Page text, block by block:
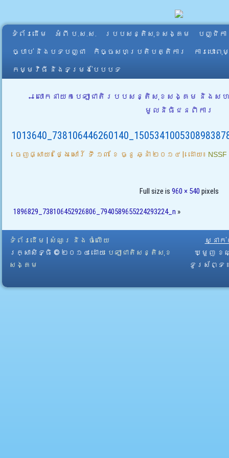
ទំព័រដើម អំពី​ ប.ស.ស. របបសន្តិសុខសង្គម បញ្ជិកា
ច្បាប់ និងបទបញ្ជា កិច្ចសហប្រតិបត្តិការ ការបោះ
កម្មវិធី និងទម្រង់បែបបទ
← លោកនាយកបេឡាជាតិរបបសន្តិសុខសង្គម និងសហ
មូលនិធិជនពិការ
ចេញផ្សាយ៖ ថ្ងៃ សៅរ៍ ទី ១៣ ខែ ធ្នូ ឆ្នាំ ២០១៤ | ដោយ៖ NSSF
Full size is 960 × 540 pixels
1896829_738106452926806_7940589655224293224_n »
ទំព័រដើម
សំណួរ និង ចំលើយ
រក្សាសិទ្ធិ © ២០១៤ ដោយ​ បេឡាជាតិសន្តិសុខ
សង្គម
ស្នាក់
ឃ្មួញ ខណ្
ទូរស័ព្ទ